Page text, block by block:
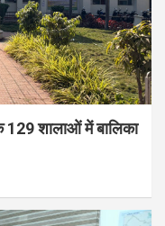
129 शालाओं में बालिका